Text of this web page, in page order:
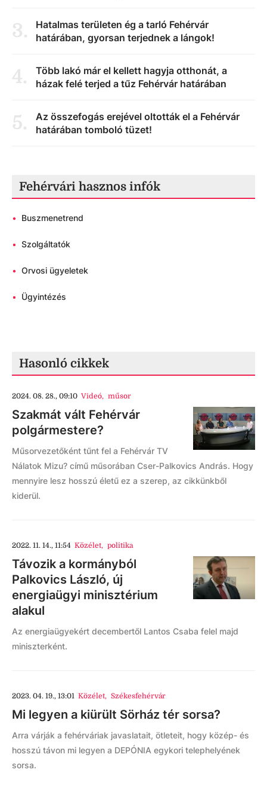
3.
Hatalmas területen ég a tarló Fehérvár
határában, gyorsan terjednek a lángok!
4.
Több lakó már el kellett hagyja otthonát, a
házak felé terjed a tűz Fehérvár határában
5.
Az összefogás erejével oltották el a Fehérvár
határában tomboló tüzet!
Fehérvári hasznos infók
• Buszmenetrend
• Szolgáltatók
• Orvosi ügyeletek
• Ügyintézés
Hasonló cikkek
2024. 08. 28., 09:10 Videó, műsor
Szakmát vált Fehérvár
polgármestere?
Műsorvezetőként tűnt fel a Fehérvár TV
Nálatok Mizu? című műsorában Cser-Palkovics András. Hogy
mennyire lesz hosszú életű ez a szerep, az cikkünkből
kiderül.
2022. 11. 14., 11:54 Közélet, politika
Távozik a kormányból
Palkovics László, új
energiaügyi minisztérium
alakul
Az energiaügyekért decembertől Lantos Csaba felel majd
miniszterként.
2023. 04. 19., 13:01 Közélet, Székesfehérvár
Mi legyen a kiürült Sörház tér sorsa?
Arra várják a fehérváriak javaslatait, ötleteit, hogy közép- és
hosszú távon mi legyen a DEPÓNIA egykori telephelyének
sorsa.